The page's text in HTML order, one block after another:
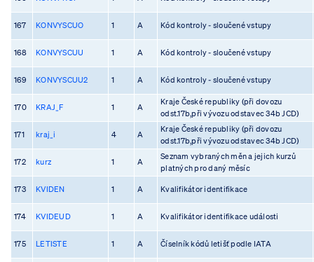
167 KONVYSCUO 1 A Kód kontroly - sloučené vstupy
168 KONVYSCUU 1 A Kód kontroly - sloučené vstupy
169 KONVYSCUU2 1 A Kód kontroly - sloučené vstupy
170 KRAJ_F 1 A
Kraje České republiky (při dovozu
odst.17b,při vývozu odstavec 34b JCD)
171 kraj_i 4 A
Kraje České republiky (při dovozu
odst.17b,při vývozu odstavec 34b JCD)
172 kurz 1 A
Seznam vybraných měn a jejich kurzů
platných pro daný měsíc
173 KVIDEN 1 A Kvalifikátor identifikace
174 KVIDEUD 1 A Kvalifikátor identifikace události
175 LETISTE 1 A Číselník kódů letišť podle IATA